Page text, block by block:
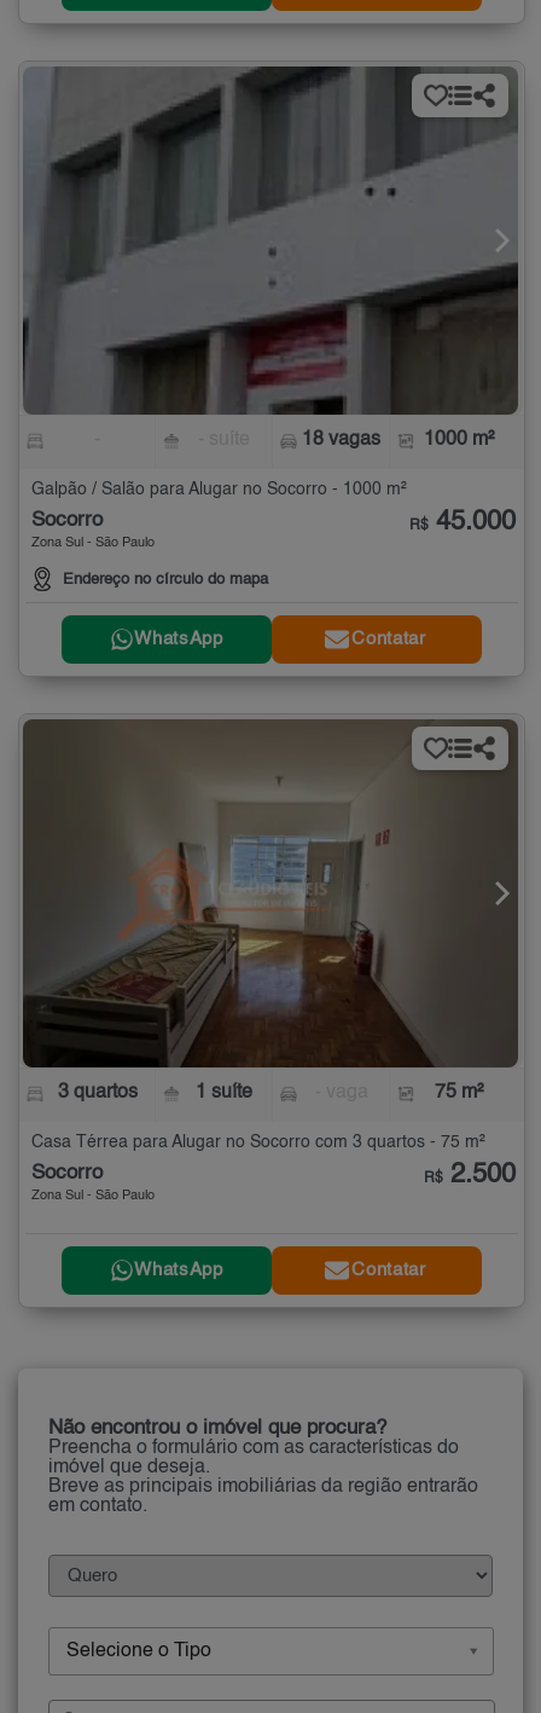
18 vagas 1000 m²
Galpão / Salão para Alugar no Socorro - 1000 m²
Socorro
Zona Sul - São Paulo
Endereço no círculo do mapa
R$ 45.000
WhatsApp Contatar
3 quartos 1 suíte 75 m²
Casa Térrea para Alugar no Socorro com 3 quartos - 75 m²
Socorro
Zona Sul - São Paulo
R$ 2.500
WhatsApp Contatar
Não encontrou o imóvel que procura?
Preencha o formulário com as características do
imóvel que deseja.
Breve as principais imobiliárias da região entrarão
em contato.
Selecione o Tipo